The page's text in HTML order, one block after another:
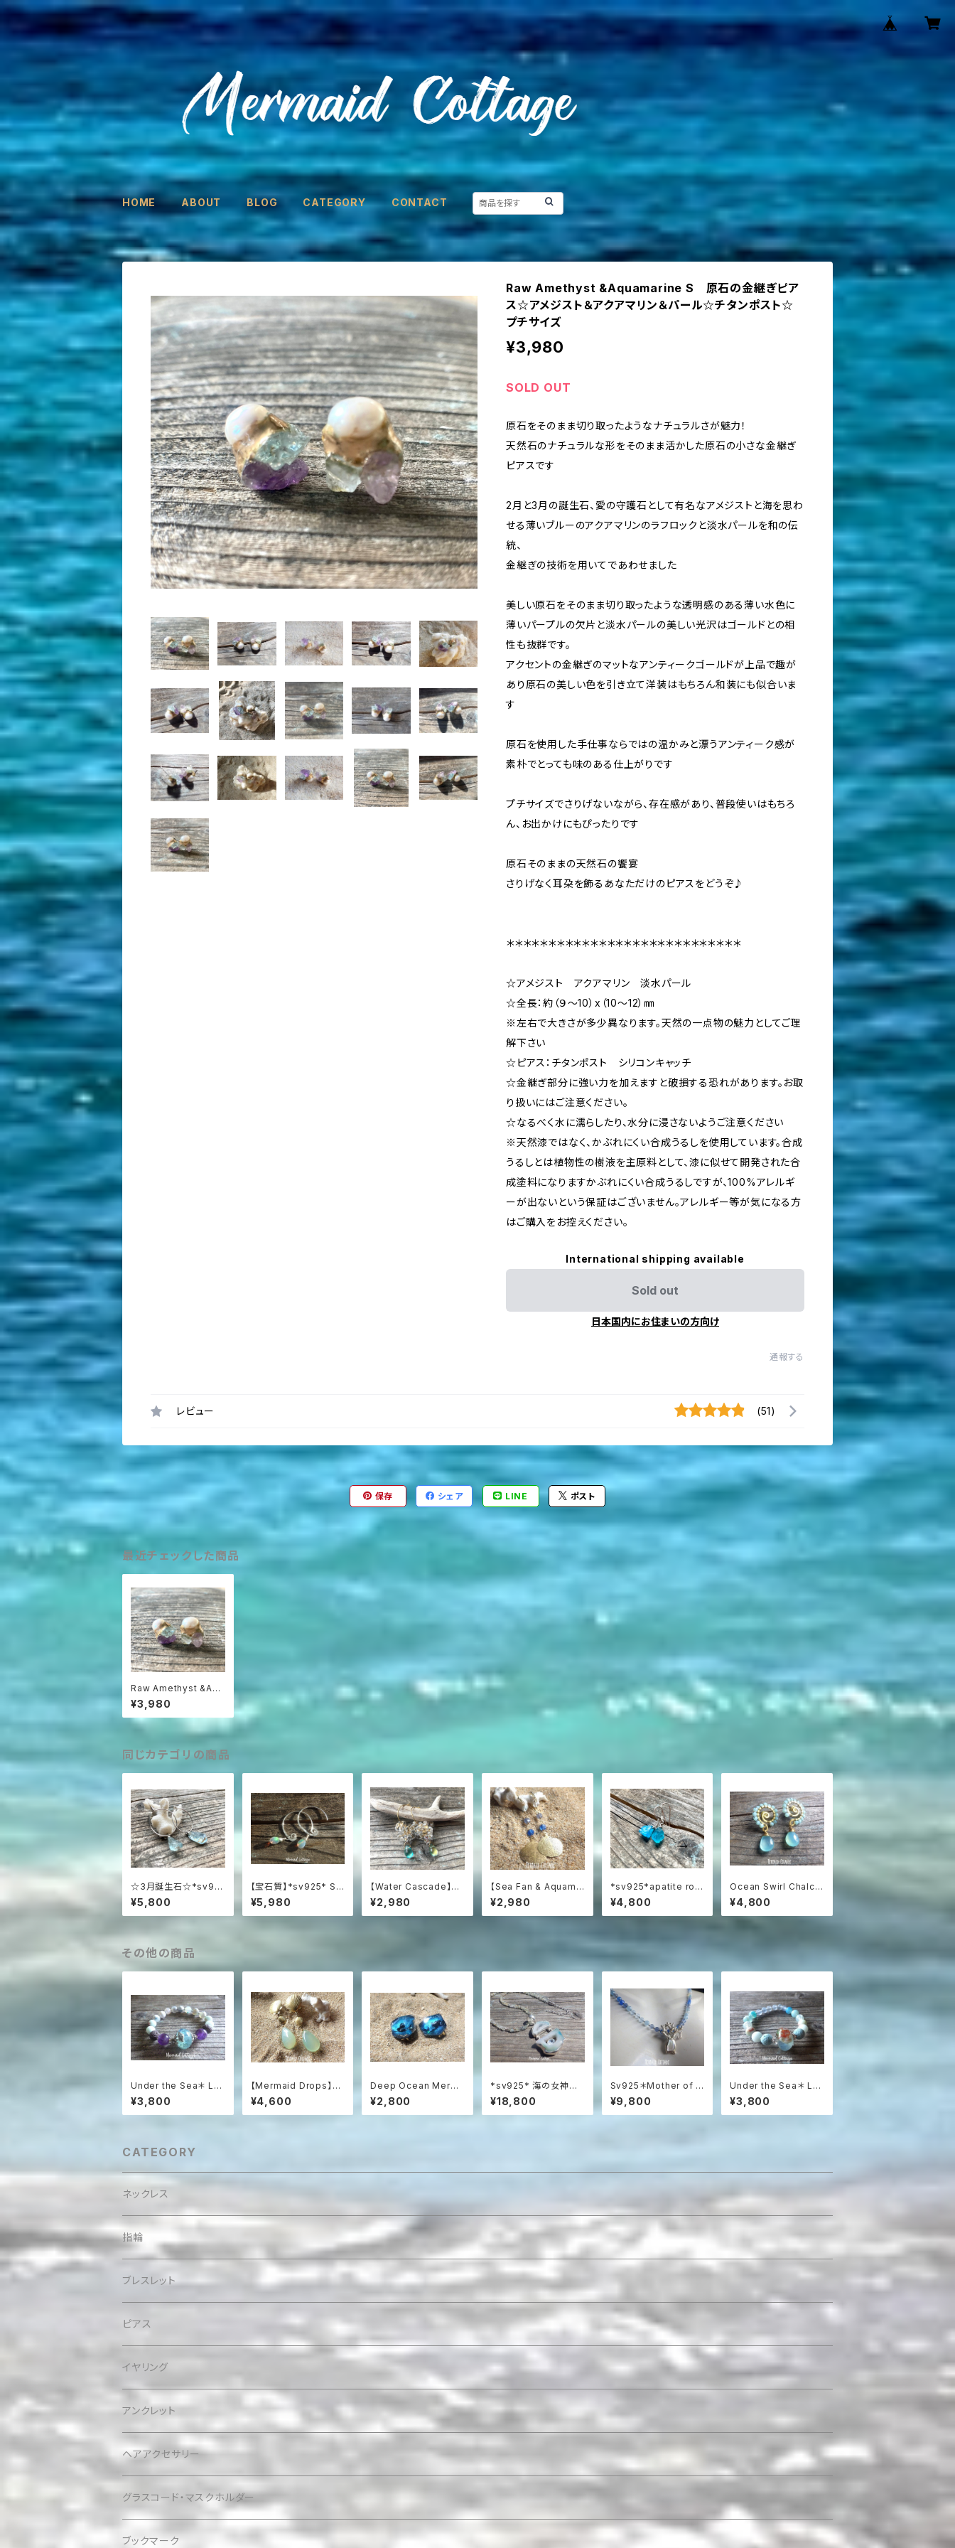
HOME ABOUT BLOG CATEGORY CONTACT
Raw Amethyst &Aquamarine S 原石の金継ぎピア
ス☆アメジスト＆アクアマリン＆パール☆チタンポスト☆
プチサイズ
¥3,980
SOLD OUT
原石をそのまま切り取ったようなナチュラルさが魅力！
天然石のナチュラルな形をそのまま活かした原石の小さな金継ぎ
ピアスです
2月と3月の誕生石、愛の守護石として有名なアメジストと海を思わ
せる薄いブルーのアクアマリンのラフロックと淡水パールを和の伝
統、
金継ぎの技術を用いてであわせました
美しい原石をそのまま切り取ったような透明感のある薄い水色に
薄いパープルの欠片と淡水パールの美しい光沢はゴールドとの相
性も抜群です。
アクセントの金継ぎのマットなアンティークゴールドが上品で趣が
あり原石の美しい色を引き立て洋装はもちろん和装にも似合いま
す
原石を使用した手仕事ならではの温かみと漂うアンティーク感が
素朴でとっても味のある仕上がりです
プチサイズでさりげないながら、存在感があり、普段使いはもちろ
ん、お出かけにもぴったりです
原石そのままの天然石の饗宴
さりげなく耳朶を飾るあなただけのピアスをどうぞ♪
＊＊＊＊＊＊＊＊＊＊＊＊＊＊＊＊＊＊＊＊＊＊＊＊＊＊＊＊
☆アメジスト アクアマリン 淡水パール
☆全長：約（９～10）x（10～12）㎜
※左右で大きさが多少異なります。天然の一点物の魅力としてご理
解下さい
☆ピアス：チタンポスト シリコンキャッチ
☆金継ぎ部分に強い力を加えますと破損する恐れがあります。お取
り扱いにはご注意ください。
☆なるべく水に濡らしたり、水分に浸さないようご注意ください
※天然漆ではなく、かぶれにくい合成うるしを使用しています。合成
うるしとは植物性の樹液を主原料として、漆に似せて開発された合
成塗料になりますかぶれにくい合成うるしですが、100%アレルギ
ーが出ないという保証はございません。アレルギー等が気になる方
はご購入をお控えください。
International shipping available
Sold out
日本国内にお住まいの方向け
通報する
レビュー (51)
保存 シェア LINE ポスト
最近チェックした商品
Raw Amethyst &Aqu
amarine S 原石の金
継ぎピアス☆アメジスト
＆アクアマリン＆パール
☆チタンポスト☆プチサ
¥3,980
同じカテゴリの商品
☆3月誕生石☆*sv92
5* Raw Aquamarine
アクアマリン原石の一
粒ピアス
¥5,800
【宝石質】*sv925* Sw
irl and Opal プレシャ
スオパールの渦巻きピ
アス☆AAAAA
¥5,980
【Water Cascade】水
滴つぶつぶガラスと海の
雫のフープピアス
¥2,980
【Sea Fan & Aquama
rine】海うちわと3色ア
クアマリンのグラデーシ
ョンピアス
¥2,980
*sv925*apatite roc
ks ネオンブルーアパタ
イト原石の一粒ピアス
¥4,800
Ocean Swirl Chalce
dony *Sea blue*
波の渦から滴るシーブ
ルーカルセドニーのボ
¥4,800
その他の商品
Under the Sea＊ Lav
a Stone Aroma Esse
ntial Oil Diffuser Br
acelet☆海のアロマブ
¥3,800
【Mermaid Drops】ア
クアカルセドニーのマー
メイドイヤリング
¥4,600
Deep Ocean Merma
id Earrings 深海の
マーメイド（蝶バネクリ
ップタイプ）
¥2,800
*sv925* 海の女神の
ステートメントネックレ
ス Lagoon Druzy w
ith Blue Topaz アク
¥18,800
Sv925＊Mother of P
earl & Coral Ocean
Necklace
¥9,800
Under the Sea＊ Lav
a Stone Aroma Esse
ntial Oil Diffuser Br
acelet☆浅瀬の海のア
¥3,800
CATEGORY
ネックレス
指輪
ブレスレット
ピアス
イヤリング
アンクレット
ヘアアクセサリー
グラスコード・マスクホルダー
ブックマーク